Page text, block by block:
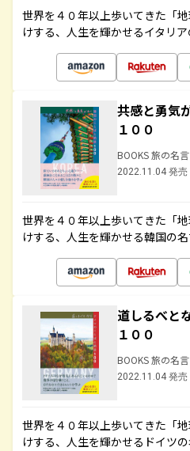
世界を４０年以上歩いてきた「
けする、人生を輝かせるイタリ
共感と勇気
１００
BOOKS 旅の名
2022.11.04 発売
世界を４０年以上歩いてきた「
けする、人生を輝かせる韓国の
道しるべと
１００
BOOKS 旅の名
2022.11.04 発売
世界を４０年以上歩いてきた「
けする、人生を輝かせるドイツ